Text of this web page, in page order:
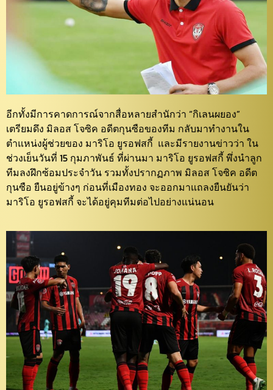
อีกทั้งมีการคาดการณ์จากสื่อหลายสำนักว่า “กิเลนผยอง”
เตรียมดึง มิลอส โจซิค อดีตกุนซือของทีม กลับมาทำงานใน
ตำแหน่งผู้ช่วยของ มาริโอ ยูรอฟสกี้ และมีรายงานข่าวว่า ใน
ช่วงเย็นวันที่ 15 กุมภาพันธ์ ที่ผ่านมา มาริโอ ยูรอฟสกี้ พึ่งนำลูก
ทีมลงฝึกซ้อมประจำวัน รวมทั้งปรากฏภาพ มิลอส โจซิค อดีต
กุนซือ ยืนอยู่ข้างๆ ก่อนที่เมืองทอง จะออกมาแถลงยืนยันว่า
มาริโอ ยูรอฟสกี้ จะได้อยู่คุมทีมต่อไปอย่างแน่นอน